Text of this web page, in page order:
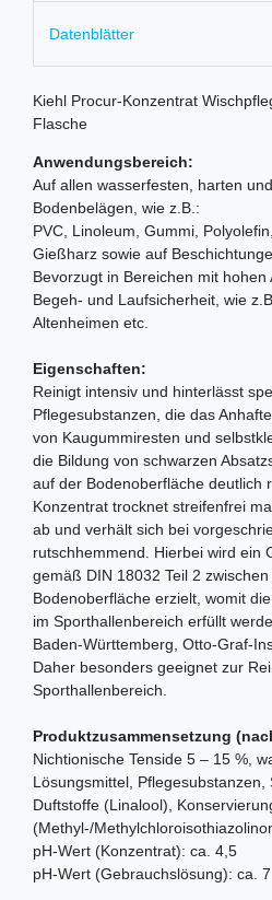
Datenblätter
Kiehl Procur-Konzentrat
Flasche
Anwendungsbereich:
Auf allen wasserfesten, harten
Bodenbelägen, wie z.B.:
PVC, Linoleum, Gummi,
Gießharz sowie auf
Bevorzugt in Bereichen mit
Begeh- und Laufsicherheit, wie
Altenheimen etc.
Eigenschaften:
Reinigt intensiv und hinterlässt
Pflegesubstanzen, die das
von Kaugummiresten und
die Bildung von schwarzen
auf der Bodenoberfläche deutlich
Konzentrat trocknet streifenfrei
ab und verhält sich bei
rutschhemmend. Hierbei wird ein
gemäß DIN 18032 Teil 2
Bodenoberfläche erzielt, womit
im Sporthallenbereich erfüllt
Baden-Württemberg, Otto-Graf-
Daher besonders geeignet zur
Sporthallenbereich.
Produktzusammensetzung
Nichtionische Tenside 5 – 15 %,
Lösungsmittel, Pflegesubstanzen,
Duftstoffe (Linalool),
(Methyl-/
pH-Wert (Konzentrat): ca. 4,5
pH-Wert (Gebrauchslösung): ca. 7